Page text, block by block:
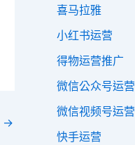
→
喜马拉雅
小红书运营
得物运营推广
微信公众号运营
微信视频号运营
快手运营